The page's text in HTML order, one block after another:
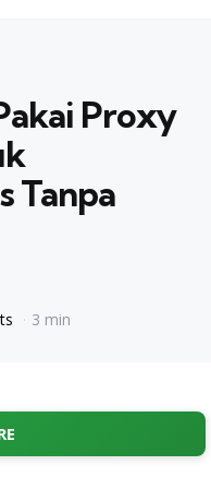
Proxy
Tanpa
3 min